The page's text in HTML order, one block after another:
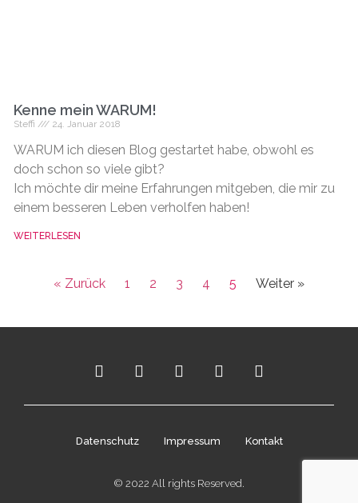
Kenne mein WARUM!
Steffi 24. Januar 2018
WARUM ich diesen Blog gestartet habe, obwohl es
doch schon so viele gibt?
Ich möchte dir meine Erfahrungen mitgeben, die mir zu
einem besseren Leben verholfen haben!
WEITERLESEN
« Zurück 1 2 3 4 5 Weiter »
Datenschutz Impressum Kontakt
© 2022 All rights Reserved.